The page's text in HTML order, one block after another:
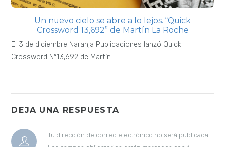
Un nuevo cielo se abre a lo lejos. “Quick
Crossword 13,692” de Martín La Roche
El 3 de diciembre Naranja Publicaciones lanzó Quick
Crossword Nº13,692 de Martín
DEJA UNA RESPUESTA
Tu dirección de correo electrónico no será publicada.